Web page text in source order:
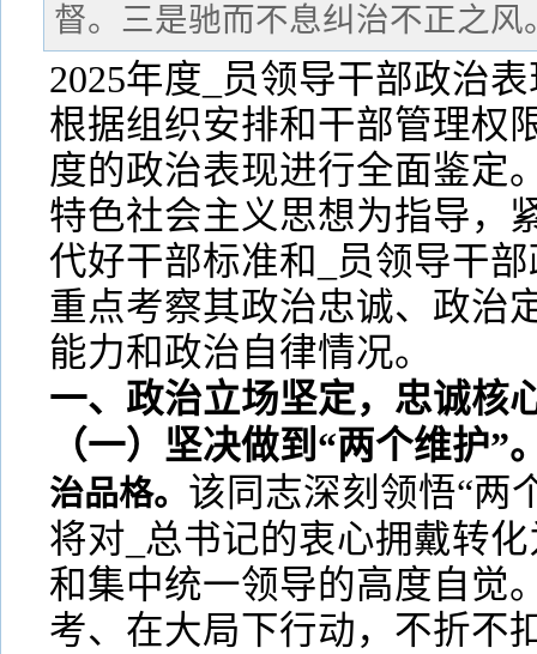
督。三是驰而不息纠治不正之风
2025年度_员领导干部政治
根据组织安排和干部管理权
度的政治表现进行全面鉴定
特色社会主义思想为指导，
代好干部标准和_员领导干
重点考察其政治忠诚、政治
能力和政治自律情况。
一、政治立场坚定，忠诚核
（一）坚决做到“两个维护”
治品格。 该同志深刻领悟“两
将对_总书记的衷心拥戴转
和集中统一领导的高度自觉
考、在大局下行动，不折不